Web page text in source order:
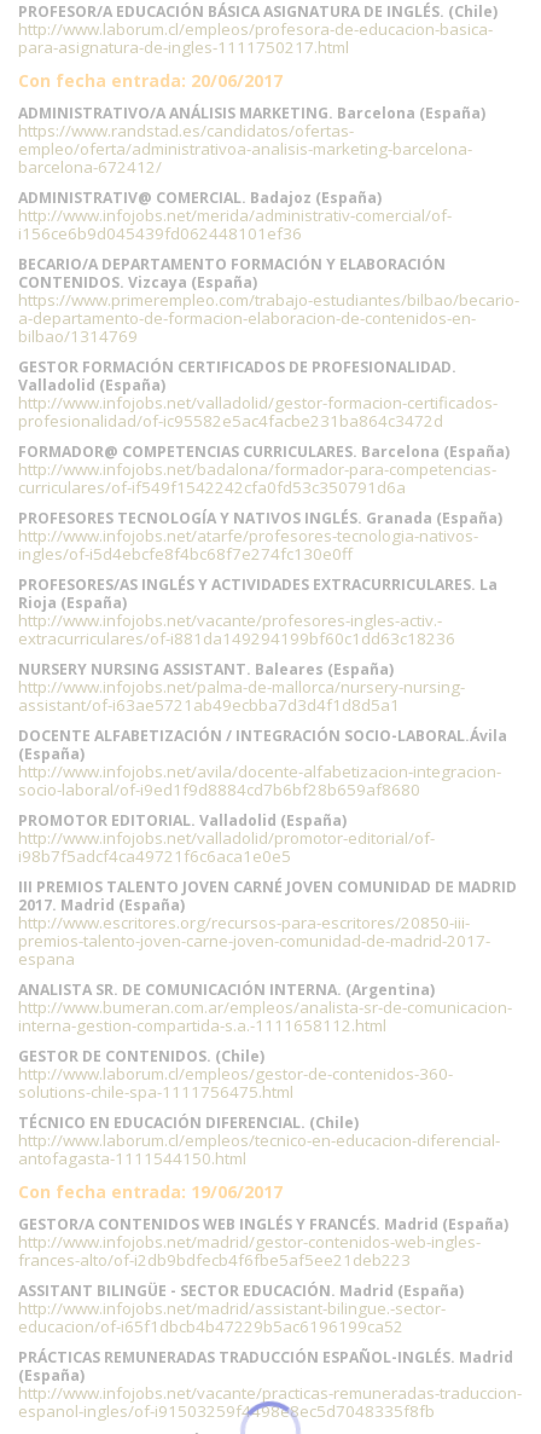
PROFESOR/A EDUCACIÓN BÁSICA ASIGNATURA DE INGLÉS. (Chile)
http://www.laborum.cl/empleos/profesora-de-educacion-basica-
para-asignatura-de-ingles-1111750217.html
Con fecha entrada: 20/06/2017
ADMINISTRATIVO/A ANÁLISIS MARKETING. Barcelona (España)
https://www.randstad.es/candidatos/ofertas-
empleo/oferta/administrativoa-analisis-marketing-barcelona-
barcelona-672412/
ADMINISTRATIV@ COMERCIAL. Badajoz (España)
http://www.infojobs.net/merida/administrativ-comercial/of-
i156ce6b9d045439fd062448101ef36
BECARIO/A DEPARTAMENTO FORMACIÓN Y ELABORACIÓN
CONTENIDOS. Vizcaya (España)
https://www.primerempleo.com/trabajo-estudiantes/bilbao/becario-
a-departamento-de-formacion-elaboracion-de-contenidos-en-
bilbao/1314769
GESTOR FORMACIÓN CERTIFICADOS DE PROFESIONALIDAD.
Valladolid (España)
http://www.infojobs.net/valladolid/gestor-formacion-certificados-
profesionalidad/of-ic95582e5ac4facbe231ba864c3472d
FORMADOR@ COMPETENCIAS CURRICULARES. Barcelona (España)
http://www.infojobs.net/badalona/formador-para-competencias-
curriculares/of-if549f1542242cfa0fd53c350791d6a
PROFESORES TECNOLOGÍA Y NATIVOS INGLÉS. Granada (España)
http://www.infojobs.net/atarfe/profesores-tecnologia-nativos-
ingles/of-i5d4ebcfe8f4bc68f7e274fc130e0ff
PROFESORES/AS INGLÉS Y ACTIVIDADES EXTRACURRICULARES. La
Rioja (España)
http://www.infojobs.net/vacante/profesores-ingles-activ.-
extracurriculares/of-i881da149294199bf60c1dd63c18236
NURSERY NURSING ASSISTANT. Baleares (España)
http://www.infojobs.net/palma-de-mallorca/nursery-nursing-
assistant/of-i63ae5721ab49ecbba7d3d4f1d8d5a1
DOCENTE ALFABETIZACIÓN / INTEGRACIÓN SOCIO-LABORAL.Ávila
(España)
http://www.infojobs.net/avila/docente-alfabetizacion-integracion-
socio-laboral/of-i9ed1f9d8884cd7b6bf28b659af8680
PROMOTOR EDITORIAL. Valladolid (España)
http://www.infojobs.net/valladolid/promotor-editorial/of-
i98b7f5adcf4ca49721f6c6aca1e0e5
III PREMIOS TALENTO JOVEN CARNÉ JOVEN COMUNIDAD DE MADRID
2017. Madrid (España)
http://www.escritores.org/recursos-para-escritores/20850-iii-
premios-talento-joven-carne-joven-comunidad-de-madrid-2017-
espana
ANALISTA SR. DE COMUNICACIÓN INTERNA. (Argentina)
http://www.bumeran.com.ar/empleos/analista-sr-de-comunicacion-
interna-gestion-compartida-s.a.-1111658112.html
GESTOR DE CONTENIDOS. (Chile)
http://www.laborum.cl/empleos/gestor-de-contenidos-360-
solutions-chile-spa-1111756475.html
TÉCNICO EN EDUCACIÓN DIFERENCIAL. (Chile)
http://www.laborum.cl/empleos/tecnico-en-educacion-diferencial-
antofagasta-1111544150.html
Con fecha entrada: 19/06/2017
GESTOR/A CONTENIDOS WEB INGLÉS Y FRANCÉS. Madrid (España)
http://www.infojobs.net/madrid/gestor-contenidos-web-ingles-
frances-alto/of-i2db9bdfecb4f6fbe5af5ee21deb223
ASSITANT BILINGÜE - SECTOR EDUCACIÓN. Madrid (España)
http://www.infojobs.net/madrid/assistant-bilingue.-sector-
educacion/of-i65f1dbcb4b47229b5ac6196199ca52
PRÁCTICAS REMUNERADAS TRADUCCIÓN ESPAÑOL-INGLÉS. Madrid
(España)
http://www.infojobs.net/vacante/practicas-remuneradas-traduccion-
espanol-ingles/of-i91503259f4498e8ec5d7048335f8fb